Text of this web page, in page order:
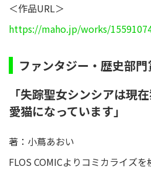
＜作品URL＞
https://maho.jp/works/
ファンタジー・歴史部門
「失踪聖女シンシアは現
愛猫になっています」
著：小蔦あおい
FLOS COMICよりコミカライズを